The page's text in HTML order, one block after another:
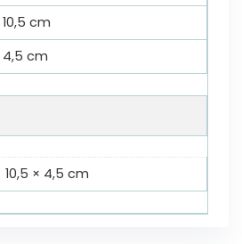
10,5 cm
4,5 cm
10,5 × 4,5 cm